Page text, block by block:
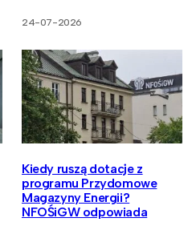
24-07-2026
Kiedy ruszą dotacje z
programu Przydomowe
Magazyny Energii?
NFOŚiGW odpowiada